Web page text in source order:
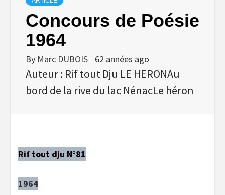
Concours de Poésie
1964
By Marc DUBOIS 62 années ago
Auteur : Rif tout Dju LE HERONAu
bord de la rive du lac NénacLe héron
Rif tout dju N°81
1964